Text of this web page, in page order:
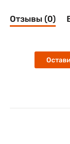
Отзывы (0)